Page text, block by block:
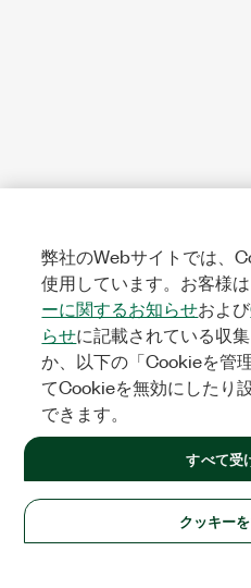
弊社のWebサイトでは、
使用しています。お客様
ーに関するお知らせおよび
らせに記載されている収
か、以下の「Cookieを管
てCookieを無効にしたり
できます。
クッキー
すべて受